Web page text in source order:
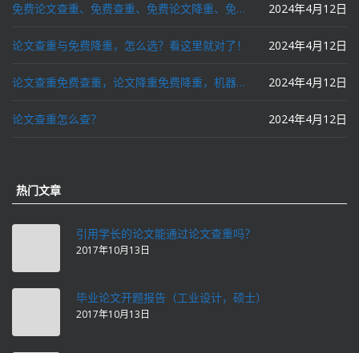
免费论文查重、免费查重、免费论文降重、免费降重、智能降重、一键降重、降低AIGC写作率、AI写论文，这些名词你了解吗？ 2024年4月12日
论文查重与免费降重，怎么选？看这里就对了！ 2024年4月12日
论文查重免费查重，论文降重免费降重，机器降重，人工降重，降低AIGC写作率，ai写论文，都要选论文狗和paperdog以及文思慧达！ 2024年4月12日
论文查重怎么查？ 2024年4月12日
热门文章
引用学长的论文能通过论文查重吗？
2017年10月13日
毕业论文开题报告（工业设计，硕士）
2017年10月13日